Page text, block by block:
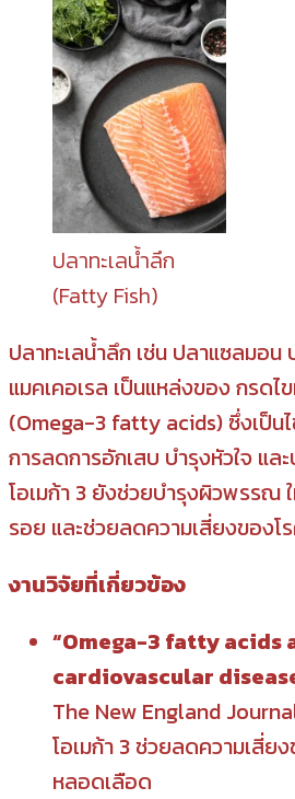
ปลาทะเลน้ำลึก
(Fatty Fish)
ปลาทะเลน้ำลึก เช่น ปลาแซลมอน
แมคเคอเรล เป็นแหล่งของ กรดไ
(Omega-3 fatty acids) ซึ่งเป็น
การลดการอักเสบ บำรุงหัวใจ แล
โอเมก้า 3 ยังช่วยบำรุงผิวพรรณ
รอย และช่วยลดความเสี่ยงของโ
งานวิจัยที่เกี่ยวข้อง
“Omega-3 fatty acids
cardiovascular
The New England
โอเมก้า 3 ช่วยลดความเสี่ย
หลอดเลือด